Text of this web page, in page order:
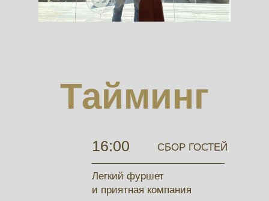
16:00 СБОР ГОСТЕЙ
Легкий фуршет
и приятная компания
Тайминг